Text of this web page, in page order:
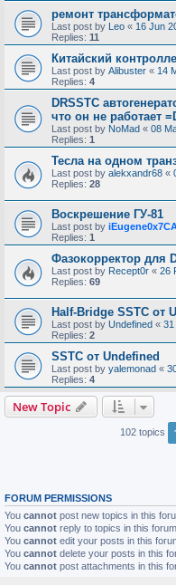
ремонт
Last post by Leo « 16 Jun
Replies: 11
Китайский
Last post by Alibuster « 14
Replies: 4
DRSSTC
что он не работает
Last post by NoMad « 08
Replies: 1
Тесла на одном
Last post by alekxandr68 «
Replies: 28
Воскрешение ГУ-81
Last post by
Replies: 1
Фазокорректор для
Last post by Recept0r « 26
Replies: 69
Half-Bridge SSTC от
Last post by Undefined « 31
Replies: 2
SSTC от Undefined
Last post by yalemonad «
Replies: 4
New Topic
102 topics
FORUM PERMISSIONS
You cannot post new topics in this
You cannot reply to topics in this forum
You cannot edit your posts in this
You cannot delete your posts in this
You cannot post attachments in this